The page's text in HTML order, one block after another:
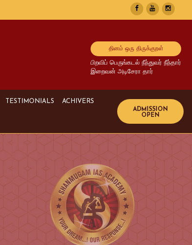
தினம் ஒரு திருக்குறள்
பிறவிப் பெருங்கடல் நீந்துவர் நீந்தார்
இறைவன் அடிசேரா தார்
TESTIMONIALS ACHIVERS
Bank Achivers
SI Achivers
TET Achivers